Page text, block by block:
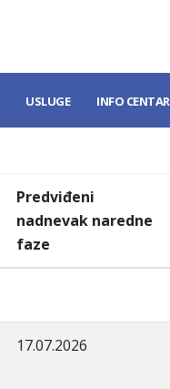
USLUGE INFO CENTAR
Predviđeni
nadnevak naredne
faze
17.07.2026